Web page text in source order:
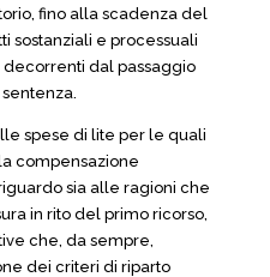
fino alla scadenza del
sostanziali e processuali
dal passaggio
spese di lite per le quali
compensazione
sia alle ragioni che
in rito del primo ricorso,
che, da sempre,
dei criteri di riparto